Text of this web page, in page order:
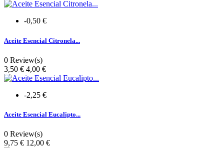
-0,50 €
Aceite Esencial Citronela...
0 Review(s)
Precio
3,50 € 4,00 €
-2,25 €
Aceite Esencial Eucalipto...
0 Review(s)
Precio
9,75 € 12,00 €